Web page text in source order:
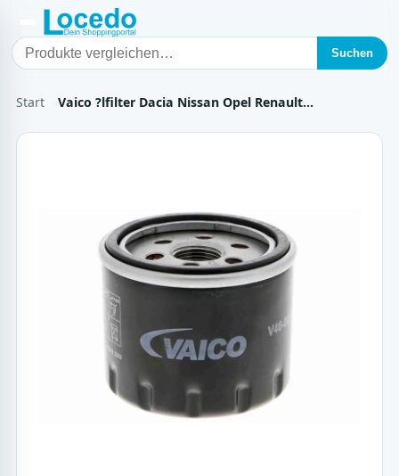
Suchen
Start Vaico ?lfilter Dacia Nissan Opel Renault…